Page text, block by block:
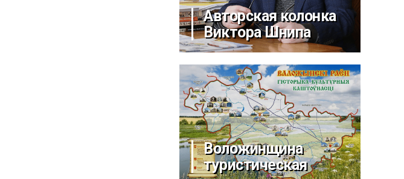
Авторская колонка
Виктора Шнипа
Воложинщина
туристическая